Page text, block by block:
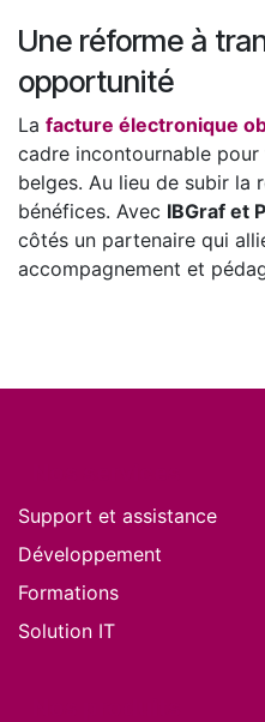
Une réforme à
opportunité
La facture électronique
cadre incontournable
belges. Au lieu de subir la
bénéfices. Avec IBGraf et
côtés un partenaire qui
accompagnement et
Support et assistance
Développement
Formations
Solution IT